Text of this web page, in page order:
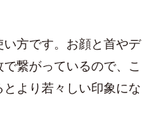
方です。お顔と首やデ
繋がっているので、こ
より若々しい印象にな